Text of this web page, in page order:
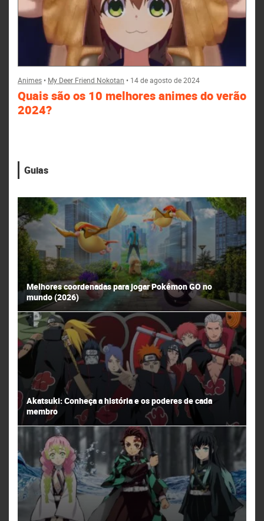
Animes• My Deer Friend Nokotan • 14 de agosto de 2024
Quais são os 10 melhores animes do verão
2024?
Guias
Melhores coordenadas para jogar Pokémon GO no
mundo (2026)
Akatsuki: Conheça a história e os poderes de cada
membro